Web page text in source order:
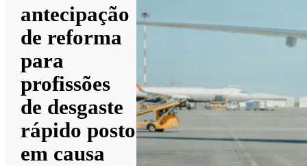
antecipação
de reforma
para
profissões
de desgaste
rápido posto
em causa